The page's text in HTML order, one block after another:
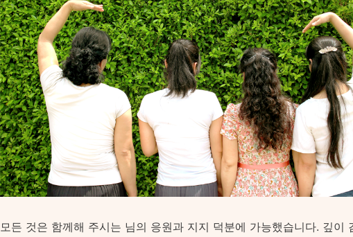
모든 것은 함께해 주시는 님의 응원과 지지 덕분에 가능했습니다. 깊이